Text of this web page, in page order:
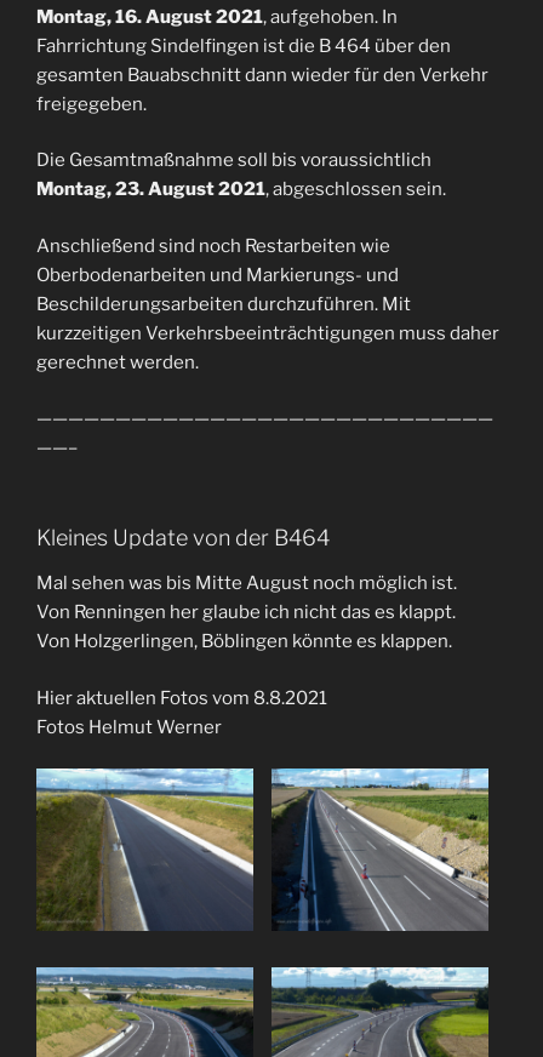
Montag, 16. August 2021, aufgehoben. In
Fahrrichtung Sindelfingen ist die B 464 über den
gesamten Bauabschnitt dann wieder für den Verkehr
freigegeben.
Die Gesamtmaßnahme soll bis voraussichtlich
Montag, 23. August 2021, abgeschlossen sein.
Anschließend sind noch Restarbeiten wie
Oberbodenarbeiten und Markierungs- und
Beschilderungsarbeiten durchzuführen. Mit
kurzzeitigen Verkehrsbeeinträchtigungen muss daher
gerechnet werden.
—————————————————————————————
——–
Kleines Update von der B464
Mal sehen was bis Mitte August noch möglich ist.
Von Renningen her glaube ich nicht das es klappt.
Von Holzgerlingen, Böblingen könnte es klappen.
Hier aktuellen Fotos vom 8.8.2021
Fotos Helmut Werner